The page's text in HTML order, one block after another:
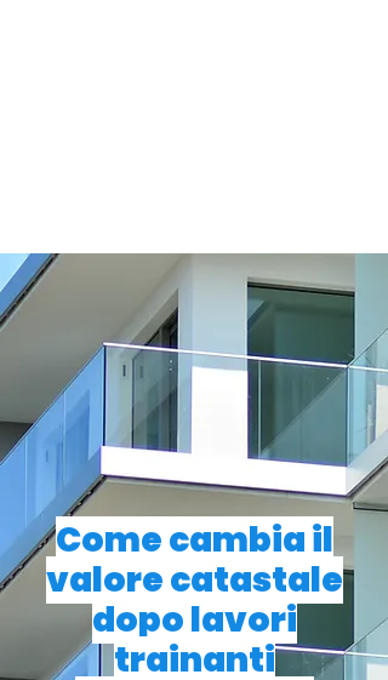
Come cambia il
valore catastale
dopo lavori
trainanti